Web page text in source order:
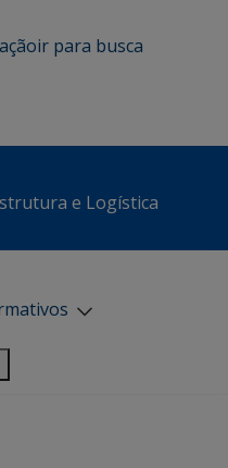
ir para busca
e Logística